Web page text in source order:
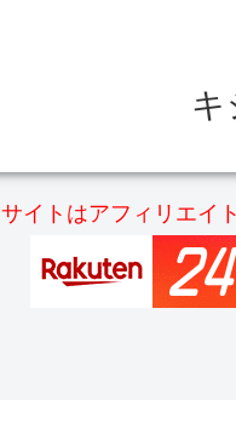
キ
サイトはアフィリエ